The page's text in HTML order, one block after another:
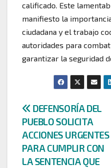
calificado. Este
manifiesto la
ciudadana y el trabajo
autoridades para
garantizar la seguridad
Navegación
de
entradas
DEFENSORÍA DEL
PUEBLO SOLICITA
ACCIONES URGENTES
PARA CUMPLIR CON
LA SENTENCIA QUE